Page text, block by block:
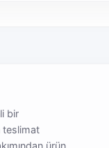
bir
teslimat